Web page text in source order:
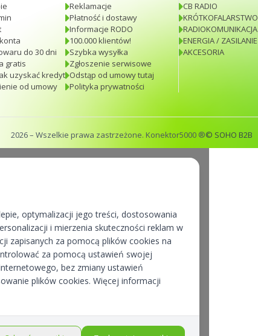
do 30 dni
gratis
uzyskać kredyt
od umowy
Reklamacje
Płatność i dostawy
Informacje RODO
100.000 klientów!
Szybka wysyłka
Zgłoszenie serwisowe
Odstąp od umowy tutaj
Polityka prywatności
CB RADIO
KRÓTKOFALARSTWO
RADIOKOMUNIKACJA
ENERGIA / ZASILANIE
AKCESORIA
2026– Wszelkie prawa zastrzeżone. Konektor5000 ®© SOHO B2B
optymalizacji jego treści, dostosowania
i mierzenia skuteczności reklam w
zapisanych za pomocą plików cookies na
za pomocą ustawień swojej
bez zmiany ustawień
plików cookies. Więcej informacji